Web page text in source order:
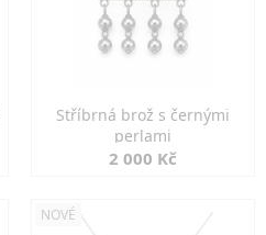
Stříbrná brož s černými
perlami
2 000 Kč
NOVÉ